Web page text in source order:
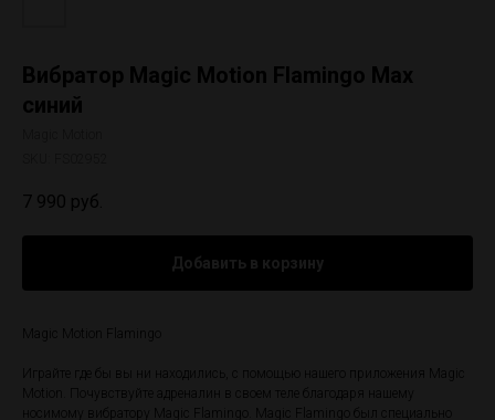
Вибратор Magic Motion Flamingo Max
синий
7 990 руб.
Добавить в корзину
Magic Motion Flamingo
Играйте где бы вы ни находились, с помощью нашего приложения Magic
Motion. Почувствуйте адреналин в своем теле благодаря нашему
носимому вибратору Magic Flamingo. Magic Flamingo был специально